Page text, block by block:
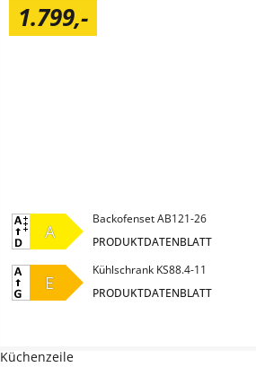
1.799,-
A
Backofenset AB121-26
PRODUKTDATENBLATT
E
Kühlschrank KS88.4-11
PRODUKTDATENBLATT
Küchenzeile